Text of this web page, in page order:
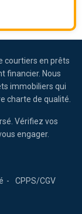
courtiers en prêts
financier. Nous
immobiliers qui
charte de qualité.
Vérifiez vos
engager.
CPPS/CGV